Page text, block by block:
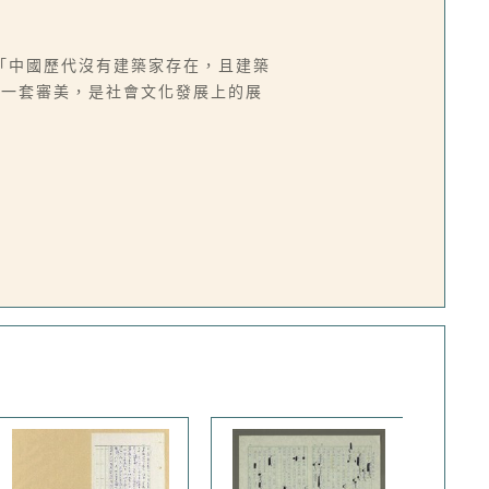
國歷代沒有建築家存在，且建築
套審美，是社會文化發展上的展